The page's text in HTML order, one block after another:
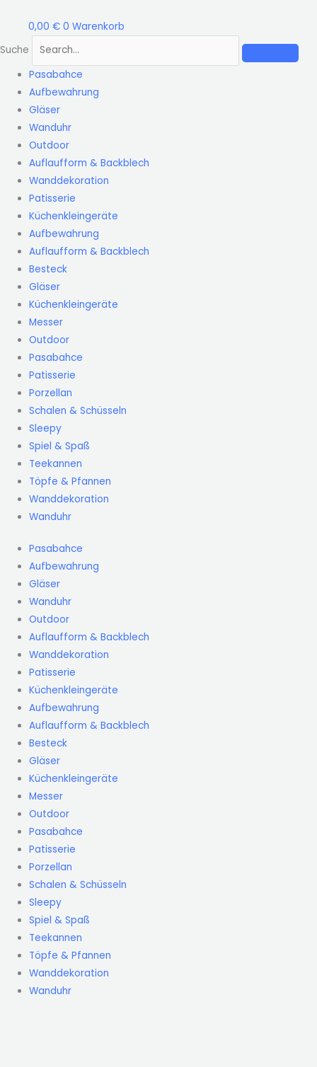
springen
0,00 € 0 Warenkorb
Suche
Pasabahce
Aufbewahrung
Gläser
Wanduhr
Outdoor
Auflaufform & Backblech
Wanddekoration
Patisserie
Küchenkleingeräte
Aufbewahrung
Auflaufform & Backblech
Besteck
Gläser
Küchenkleingeräte
Messer
Outdoor
Pasabahce
Patisserie
Porzellan
Schalen & Schüsseln
Sleepy
Spiel & Spaß
Teekannen
Töpfe & Pfannen
Wanddekoration
Wanduhr
Pasabahce
Aufbewahrung
Gläser
Wanduhr
Outdoor
Auflaufform & Backblech
Wanddekoration
Patisserie
Küchenkleingeräte
Aufbewahrung
Auflaufform & Backblech
Besteck
Gläser
Küchenkleingeräte
Messer
Outdoor
Pasabahce
Patisserie
Porzellan
Schalen & Schüsseln
Sleepy
Spiel & Spaß
Teekannen
Töpfe & Pfannen
Wanddekoration
Wanduhr